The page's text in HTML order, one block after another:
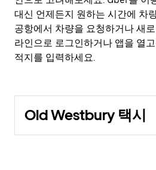
대신 언제든지 원하는 시간에 차
공항에서 차량을 요청하거나 새
라인으로 로그인하거나 앱을 열
적지를 입력하세요.
Old Westbury 택시